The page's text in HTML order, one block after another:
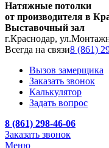
Натяжные потолки
от производителя в
Выставочный зал
г.Краснодар,
Всегда на связи8 (861)
Вызов замерщика
Заказать звонок
Калькулятор
Задать вопрос
8 (861) 298-46-06
Заказать звонок
Меню